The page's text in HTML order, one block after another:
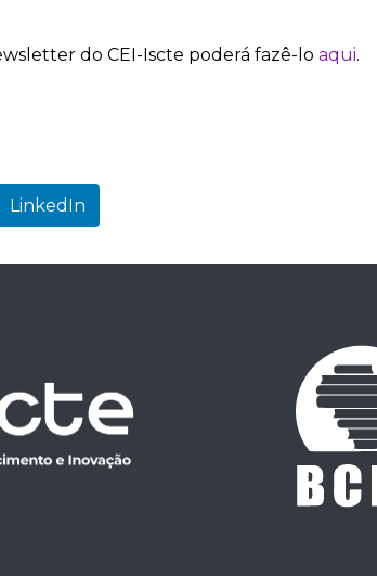
do CEI-Iscte poderá fazê-lo aqui.
LinkedIn